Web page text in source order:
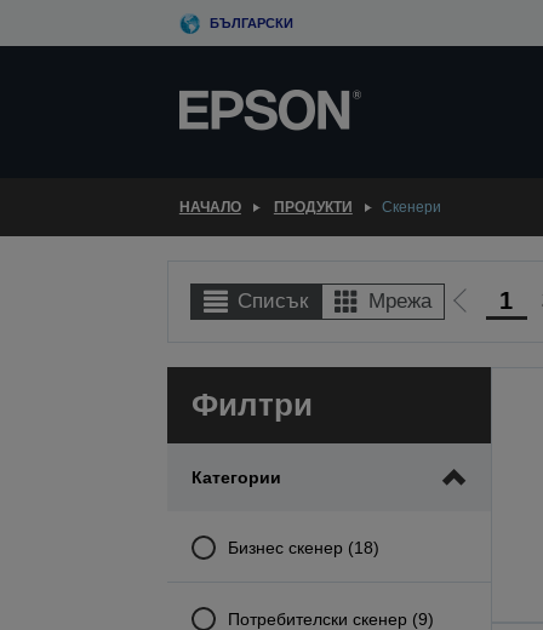
to
БЪЛГАРСКИ
НАЧАЛО ПРОДУКТИ Скенери
Списък Мрежа
Отиди
1
Филтри
Категории
Бизнес скенер (18)
Потребителски скенер (9)